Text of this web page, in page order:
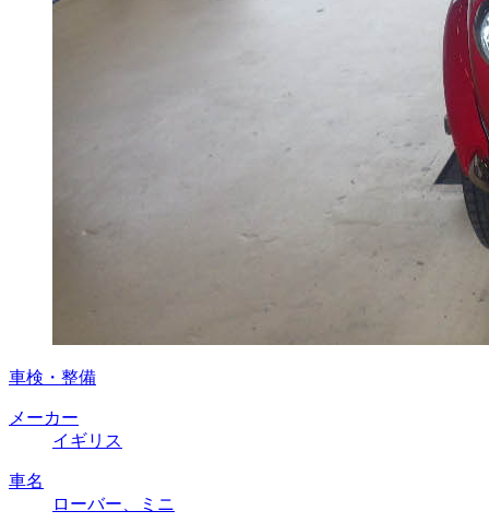
車検・整備
メーカー
イギリス
車名
ローバー、ミニ